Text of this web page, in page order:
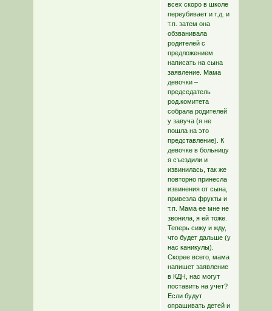
всех скоро в школе
переубивает и т.д. и
т.п. затем она
обзванивала
родителей с
предложением
написать на сына
заявление. Мама
девочки –
председатель
род.комитета
собрала родителей
у завуча (я не
пошла на это
представление). К
девочке в больницу
я съездили и
извинилась, так же
повторно принесла
извинения от сына,
привезла фрукты и
т.п. Мама ее мне не
звонила, я ей тоже.
Теперь сижу и жду,
что будет дальше (у
нас каникулы).
Скорее всего, мама
напишет заявление
в КДН, нас могут
поставить на учет?
Если будут
опрашивать детей и